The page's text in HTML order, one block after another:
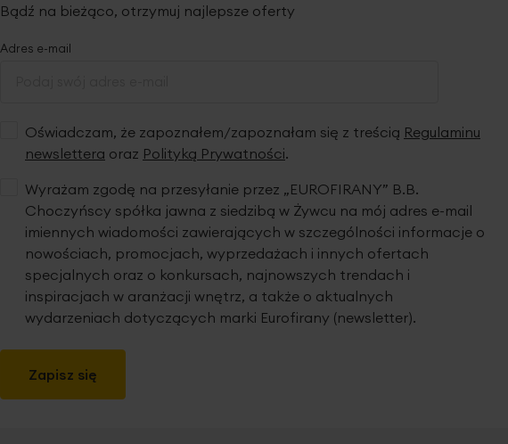
Bądź na bieżąco, otrzymuj najlepsze oferty
Adres e-mail
Oświadczam, że zapoznałem/zapoznałam się z treścią Regulaminu
newslettera oraz Polityką Prywatności.
Zapisz się
Wyrażam zgodę na przesyłanie przez „EUROFIRANY” B.B.
Choczyńscy spółka jawna z siedzibą w Żywcu na mój adres e-mail
imiennych wiadomości zawierających w szczególności informacje o
nowościach, promocjach, wyprzedażach i innych ofertach
specjalnych oraz o konkursach, najnowszych trendach i
inspiracjach w aranżacji wnętrz, a także o aktualnych
wydarzeniach dotyczących marki Eurofirany (newsletter).